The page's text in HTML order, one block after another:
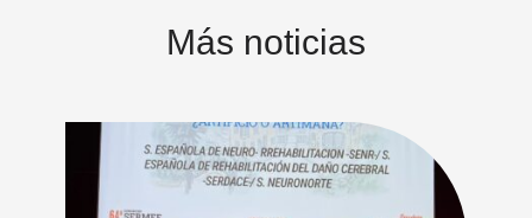
Más noticias